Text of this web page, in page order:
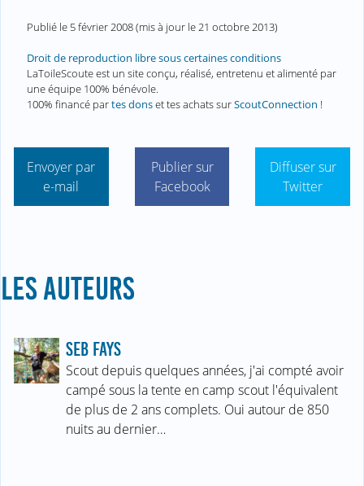
Publié le 5 février 2008(mis à jour le21 octobre 2013)
Droit de reproduction libre sous certaines conditions
LaToileScoute est un site conçu, réalisé, entretenu et alimenté par
une équipe 100% bénévole.
100% financé partes donset tes achats surScoutConnection !
Envoyer par
e-mail
Publier sur
Facebook
Diffuser sur
Twitter
LES AUTEURS
SEB FAYS
Scout depuis quelques années, j'ai compté avoir
campé sous la tente en camp scout l'équivalent
de plus de 2 ans complets. Oui autour de 850
nuits au dernier…